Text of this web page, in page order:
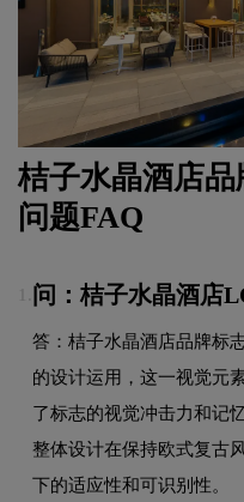
桔子水晶酒店品
问题FAQ
问：桔子水晶酒店
答：桔子水晶酒店品牌标
的设计运用，这一视觉元
了标志的视觉冲击力和记
整体设计在保持欧式复古
下的适应性和可识别性。